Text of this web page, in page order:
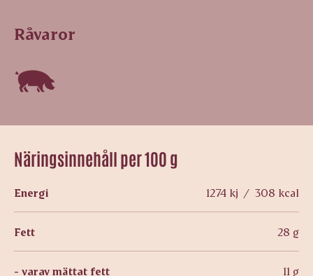
Näringsinnehåll per 100 g
Energi 1274 kj / 308 kcal
Fett 28 g
- varav mättat fett 11 g
Råvaror